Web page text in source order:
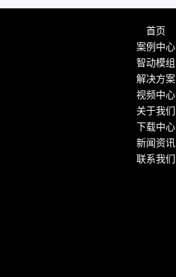
首页
案例中心
智动模组
解决方案
视频中心
关于我们
下载中心
新闻资讯
联系我们